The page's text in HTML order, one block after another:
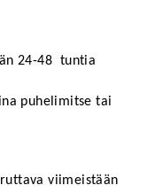
24-48  tuntia
puhelimitse tai
viimeistään